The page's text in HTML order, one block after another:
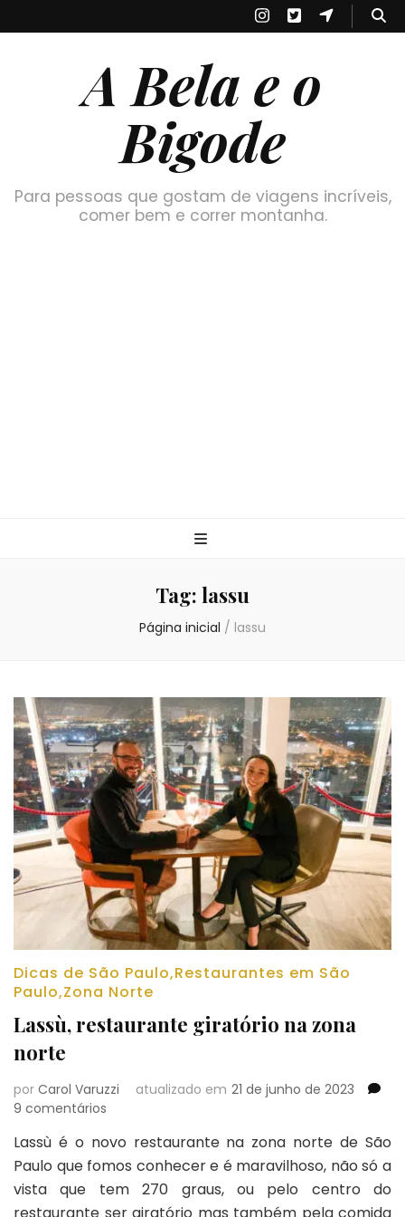
A Bela e o
Bigode
Para pessoas que gostam de viagens incríveis,
comer bem e correr montanha.
Tag: lassu
Página inicial / lassu
Dicas de São Paulo,Restaurantes em São
Paulo,Zona Norte
Lassù, restaurante giratório na zona
norte
por Carol Varuzzi atualizado em 21 de junho de 2023
9 comentários
restaurante
giratório
na
Lassù é o novo restaurante na zona norte de São
Paulo que fomos conhecer e é maravilhoso, não só a
vista que tem 270 graus, ou pelo centro do
restaurante ser giratório mas também pela comida